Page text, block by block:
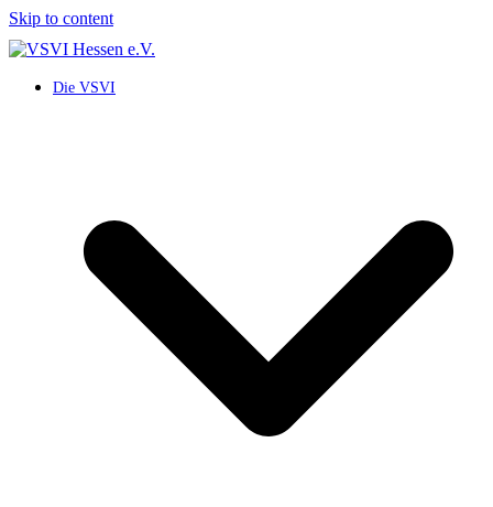
Skip to content
Die VSVI